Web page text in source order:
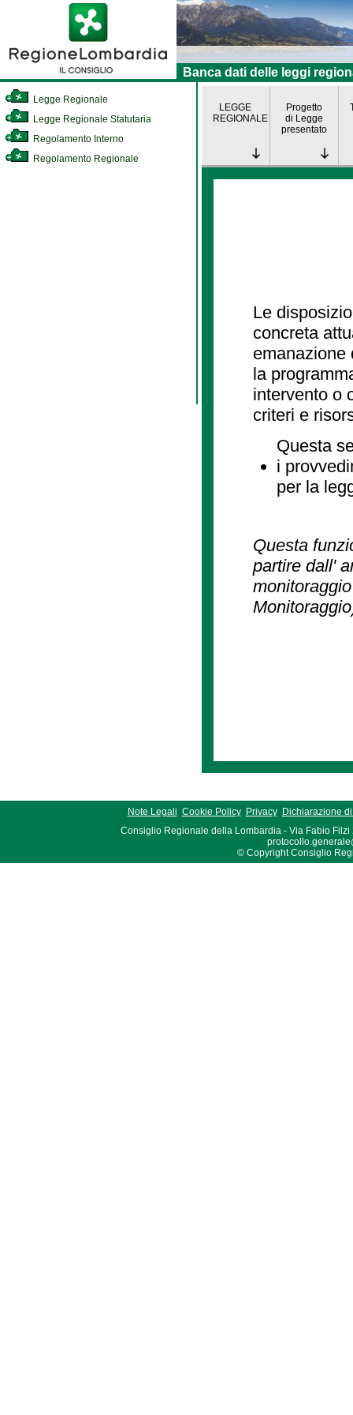
Banca dati delle leggi
Legge Regionale
Legge Regionale Statutaria
Regolamento Interno
Regolamento Regionale
LEGGE
REGIONALE
Progetto
di Legge
presentato
Le
concreta
emanazione
la
intervento o
criteri e
Questa
i
per la
Questa
partire dall'
Note Legali Cookie Policy Privacy
Dichiarazione
Consiglio Regionale della Lombardia - Via Fabio Filzi
© Copyright Consiglio